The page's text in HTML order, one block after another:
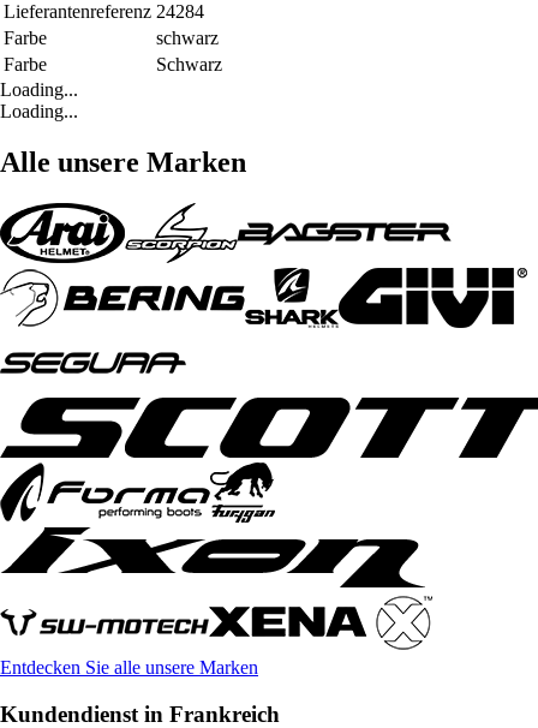
Lieferantenreferenz 24284
Farbe
schwarz
Farbe
Schwarz
Loading...
Loading...
Alle unsere Marken
Entdecken Sie alle unsere Marken
Kundendienst in Frankreich